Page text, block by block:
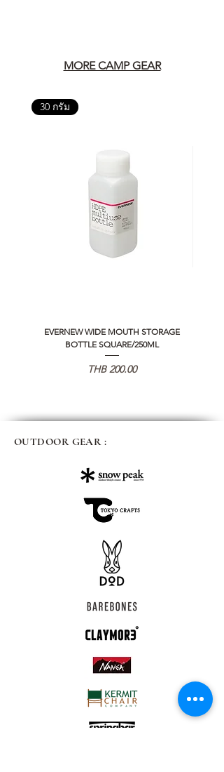
MORE CAMP GEAR
30 กรัม
EVERNEW WIDE MOUTH STORAGE
BOTTLE SQUARE/250ML
Price
THB 200.00
OUTDOOR GEAR :